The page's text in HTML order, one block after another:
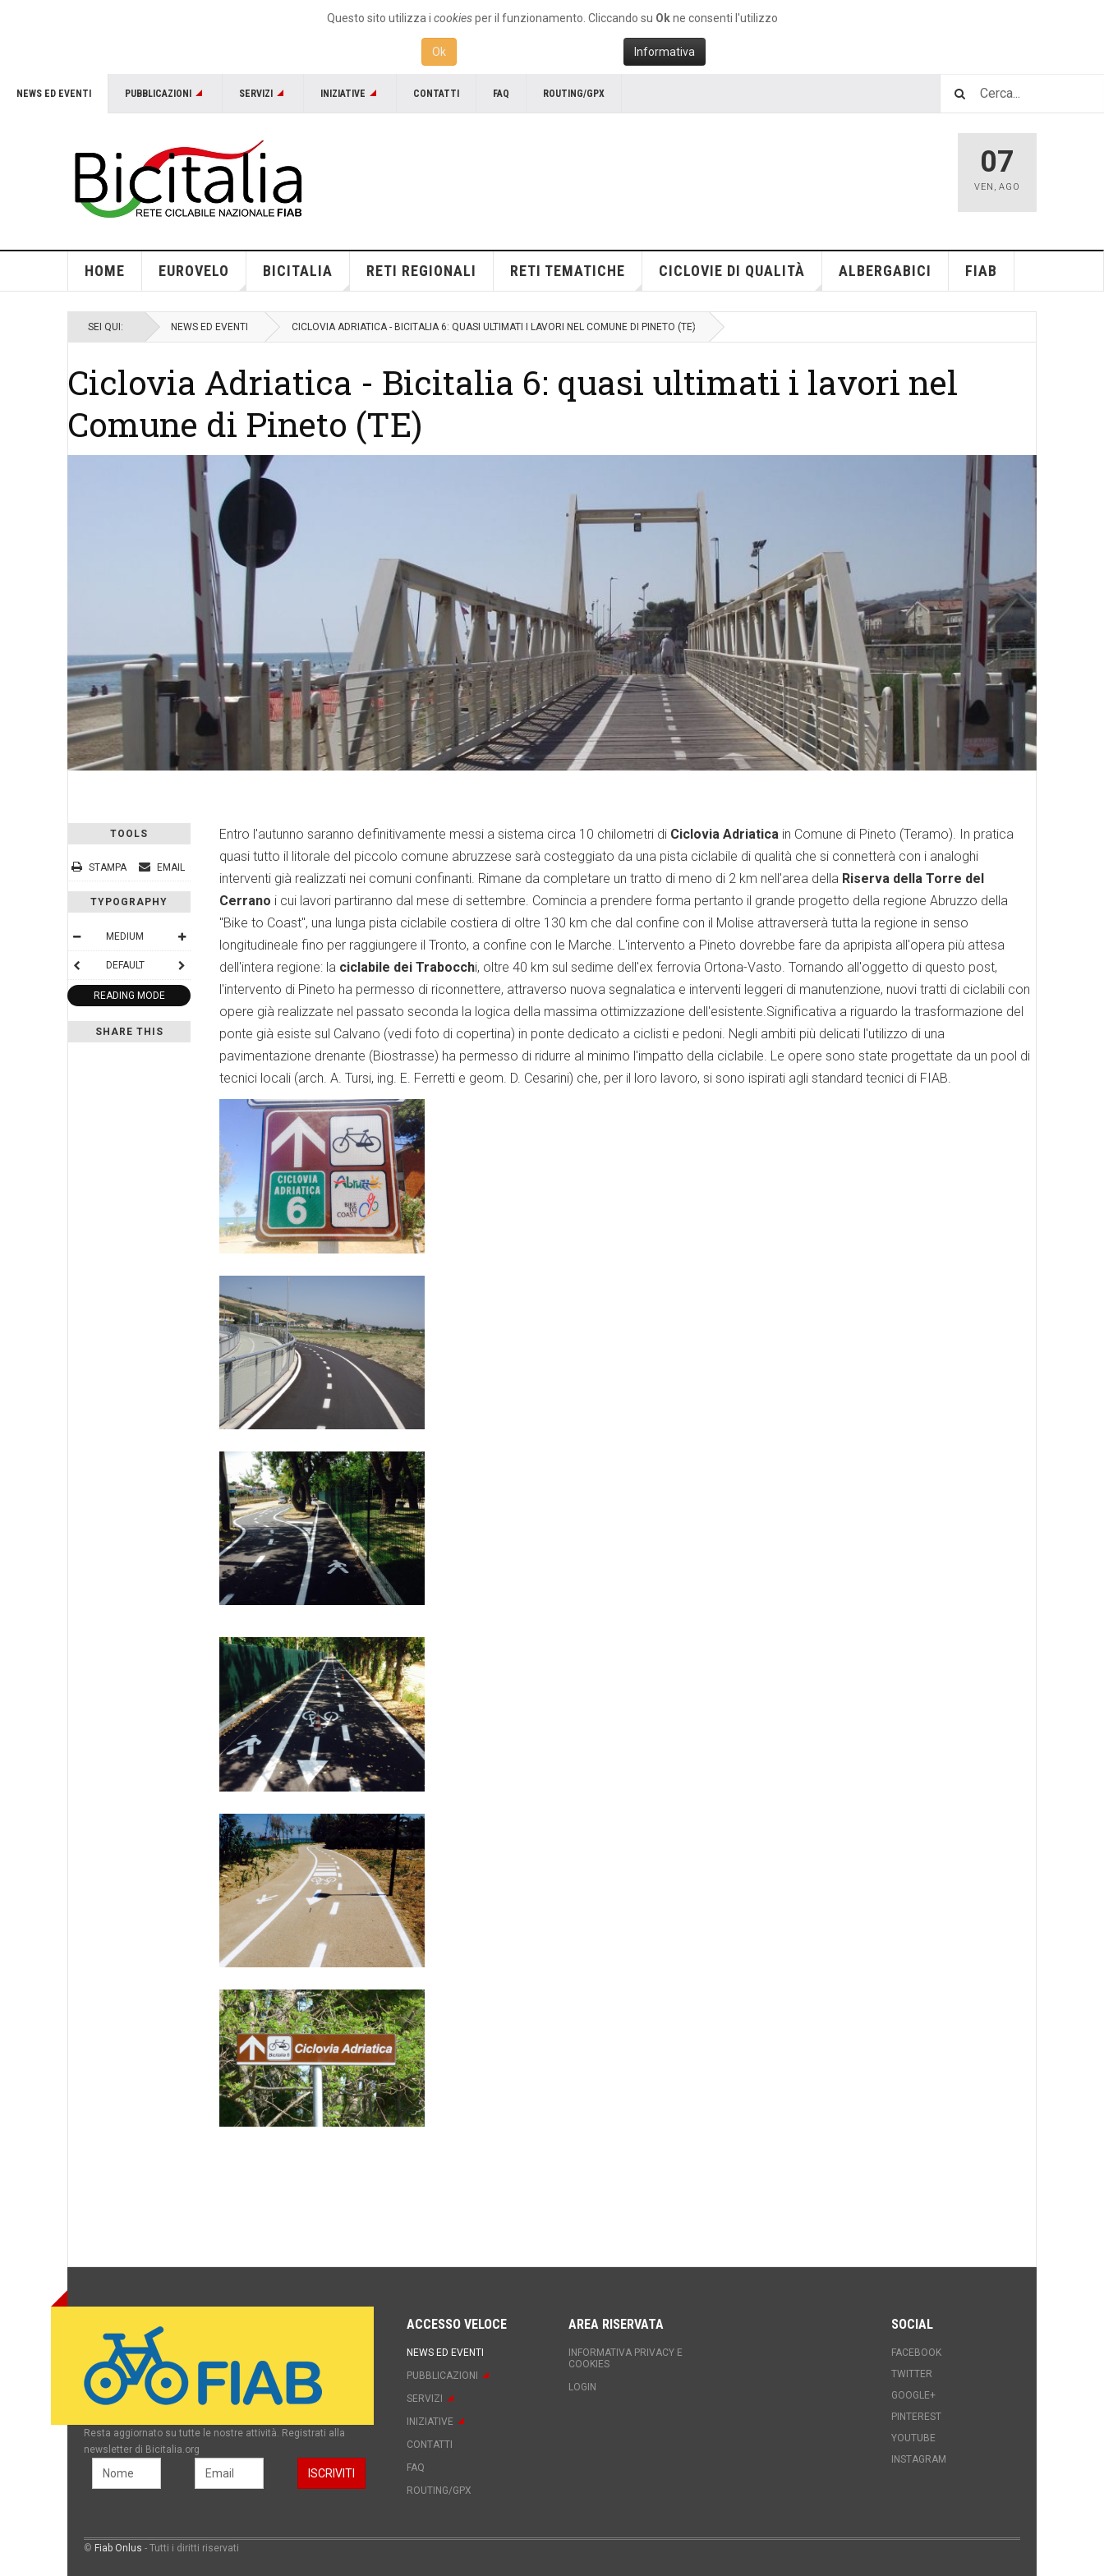
Questo sito utilizza i cookiesper il funzionamento. Cliccando su Okne consenti l'utilizzo
Ok Informativa
NEWS ED EVENTI PUBBLICAZIONI SERVIZI INIZIATIVE CONTATTI FAQ ROUTING/GPX
07
VEN , AGO
HOME EUROVELO BICITALIA RETI REGIONALI RETI TEMATICHE CICLOVIE DI QUALITÀ ALBERGABICI FIAB
SEI QUI: NEWS ED EVENTI CICLOVIA ADRIATICA - BICITALIA 6: QUASI ULTIMATI I LAVORI NEL COMUNE DI PINETO (TE)
Ciclovia Adriatica - Bicitalia 6: quasi ultimati i lavori nel
Comune di Pineto (TE)
TOOLS
STAMPA EMAIL
TYPOGRAPHY
MEDIUM
DEFAULT
READING MODE
SHARE THIS
Entro l'autunno saranno definitivamente messi a sistema circa 10 chilometri di Ciclovia Adriatica in Comune di Pineto (Teramo). In pratica
quasi tutto il litorale del piccolo comune abruzzese sarà costeggiato da una pista ciclabile di qualità che si connetterà con i analoghi
interventi già realizzati nei comuni confinanti. Rimane da completare un tratto di meno di 2 km nell'area della Riserva della Torre del
Cerrano i cui lavori partiranno dal mese di settembre. Comincia a prendere forma pertanto il grande progetto della regione Abruzzo della
"Bike to Coast", una lunga pista ciclabile costiera di oltre 130 km che dal confine con il Molise attraverserà tutta la regione in senso
longitudineale fino per raggiungere il Tronto, a confine con le Marche. L'intervento a Pineto dovrebbe fare da apripista all'opera più attesa
dell'intera regione: la ciclabile dei Trabocchi, oltre 40 km sul sedime dell'ex ferrovia Ortona-Vasto. Tornando all'oggetto di questo post,
l'intervento di Pineto ha permesso di riconnettere, attraverso nuova segnalatica e interventi leggeri di manutenzione, nuovi tratti di ciclabili con
opere già realizzate nel passato seconda la logica della massima ottimizzazione dell'esistente.Significativa a riguardo la trasformazione del
ponte già esiste sul Calvano (vedi foto di copertina) in ponte dedicato a ciclisti e pedoni. Negli ambiti più delicati l'utilizzo di una
pavimentazione drenante (Biostrasse) ha permesso di ridurre al minimo l'impatto della ciclabile. Le opere sono state progettate da un pool di
tecnici locali (arch. A. Tursi, ing. E. Ferretti e geom. D. Cesarini) che, per il loro lavoro, si sono ispirati agli standard tecnici di FIAB.
Resta aggiornato su tutte le nostre attività. Registrati alla
newsletter di Bicitalia.org
ACCESSO VELOCE
NEWS ED EVENTI
PUBBLICAZIONI
SERVIZI
INIZIATIVE
CONTATTI
FAQ
ROUTING/GPX
AREA RISERVATA
INFORMATIVA PRIVACY E
COOKIES
LOGIN
SOCIAL
FACEBOOK
TWITTER
GOOGLE+
PINTEREST
YOUTUBE
INSTAGRAM
© Fiab Onlus - Tutti i diritti riservati